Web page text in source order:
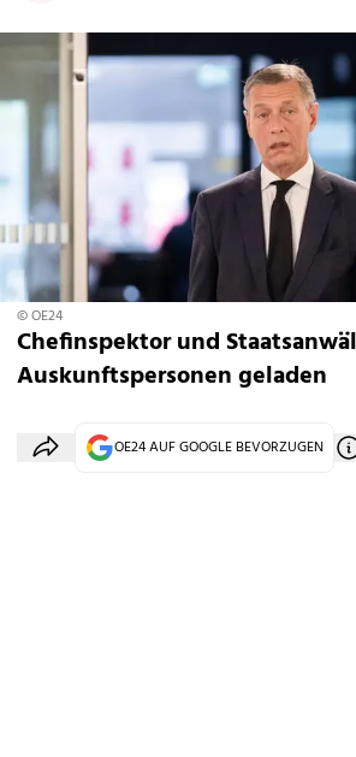
© OE24
Chefinspektor und
Auskunftspersonen geladen
OE24 AUF GOOGLE BEVORZUGEN